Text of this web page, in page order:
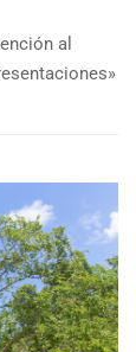
al